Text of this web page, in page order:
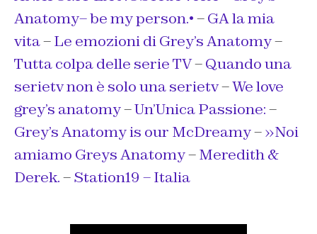
Anatomy– be my person.•–GA la mia
vita–Le emozioni di Grey’s Anatomy–
Tutta colpa delle serie TV–Quando una
serietv non è solo una serietv–We love
grey’s anatomy–Un’Unica Passione:–
Grey’s Anatomy is our McDreamy–»Noi
amiamo Greys Anatomy–Meredith &
Derek.–Station19 – Italia